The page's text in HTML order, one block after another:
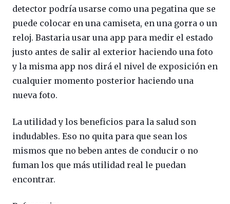
detector podría usarse como una pegatina que se
puede colocar en una camiseta, en una gorra o un
reloj. Bastaria usar una app para medir el estado
justo antes de salir al exterior haciendo una foto
y la misma app nos dirá el nivel de exposición en
cualquier momento posterior haciendo una
nueva foto.
La utilidad y los beneficios para la salud son
indudables. Eso no quita para que sean los
mismos que no beben antes de conducir o no
fuman los que más utilidad real le puedan
encontrar.